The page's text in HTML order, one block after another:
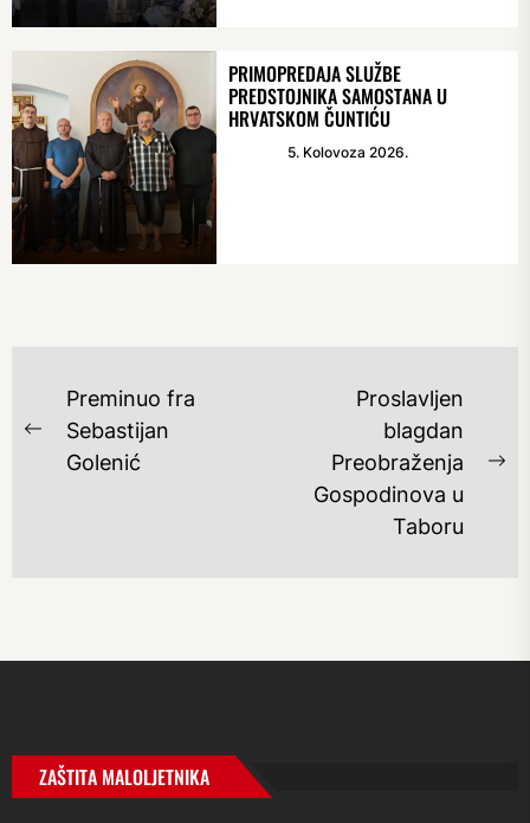
PRIMOPREDAJA SLUŽBE
PREDSTOJNIKA SAMOSTANA U
HRVATSKOM ČUNTIĆU
5. Kolovoza 2026.
NAVIGACIJA
OBJAVA
Previous
post:
Preminuo fra
Sebastijan
Golenić
Proslavljen
blagdan
Preobraženja
Gospodinova u
Taboru
ZAŠTITA MALOLJETNIKA